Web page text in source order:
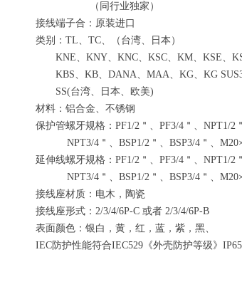
（同行业独家）
接线端子合：原装进口
类别 ： TL、 TC、（台湾、日本）
KNE、 KNY、 KNC、 KSC、 KM、 KSE、
KBS、 KB、 DANA、 MAA、 KG、 KG
SS(台湾、日本、欧美)
材料：铝合金、不锈钢
保护管螺牙规格 ： PF1/2 ＂ 、 PF3/4 ＂ 、 NPT1/2
NPT3/4 ＂ 、 BSP1/2 ＂ 、 BSP3/4 ＂ 、
延伸线螺牙规格 ： PF1/2 ＂ 、 PF3/4 ＂ 、 NPT1/2
NPT3/4 ＂ 、 BSP1/2 ＂ 、 BSP3/4 ＂ 、
接线座材质：电木，陶瓷
接线座形式 ： 2/3/4/6P-C 或者 2/3/4/6P-B
表面颜色：银白，黄，红，蓝，紫，黑、
IEC防护性能符合IEC529 《外壳防护等级》 IP65